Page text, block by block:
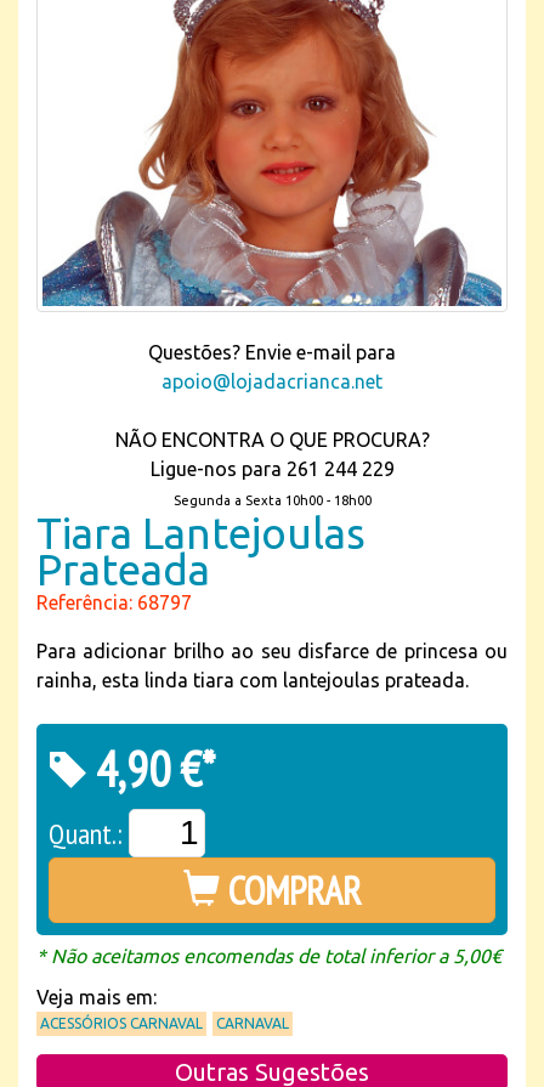
Questões? Envie e-mail para
apoio@lojadacrianca.net
NÃO ENCONTRA O QUE PROCURA?
Ligue-nos para 261 244 229
Segunda a Sexta 10h00 - 18h00
Tiara Lantejoulas
Prateada
Referência: 68797
Para adicionar brilho ao seu disfarce de princesa ou
rainha, esta linda tiara com lantejoulas prateada.
4,90 €*
Quant.:
COMPRAR
* Não aceitamos encomendas de total inferior a 5,00€
Veja mais em:
ACESSÓRIOS CARNAVAL CARNAVAL
Outras Sugestões